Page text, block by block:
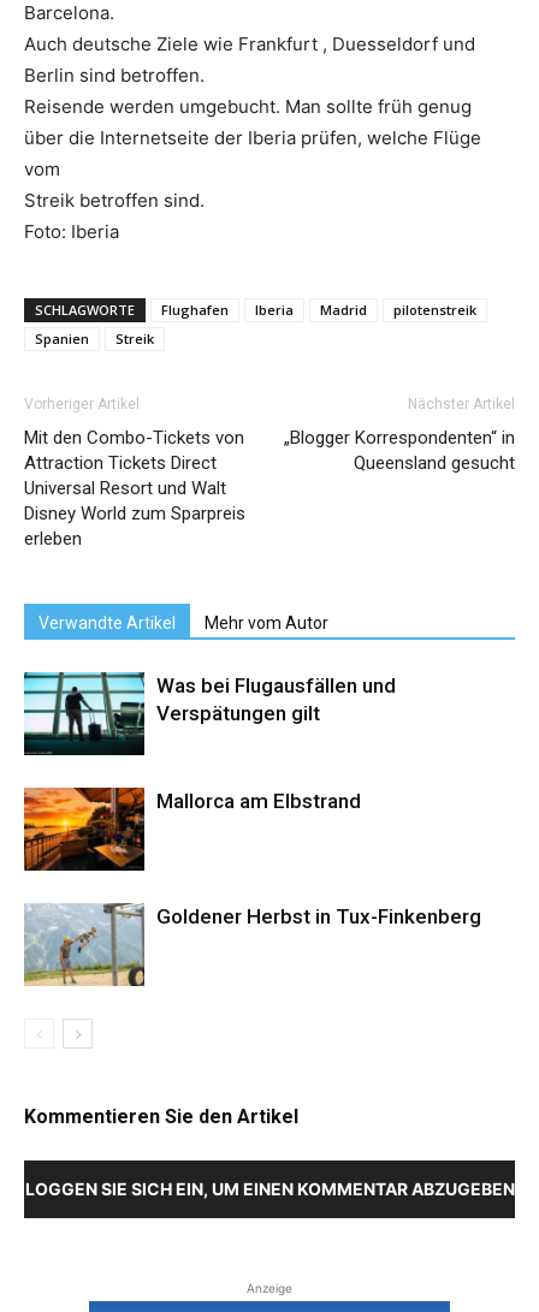
Barcelona.
Auch deutsche Ziele wie Frankfurt , Duesseldorf und
Berlin sind betroffen.
Reisende werden umgebucht. Man sollte früh genug
über die Internetseite der Iberia prüfen, welche Flüge
vom
Streik betroffen sind.
Foto: Iberia
SCHLAGWORTE Flughafen Iberia Madrid
pilotenstreik
Spanien
Streik
Vorheriger Artikel
Mit den Combo-Tickets von
Attraction Tickets Direct
Universal Resort und Walt
Disney World zum Sparpreis
erleben
Nächster Artikel
„Blogger Korrespondenten“ in
Queensland gesucht
Verwandte Artikel Mehr vom Autor
Was bei Flugausfällen und
Verspätungen gilt
Mallorca am Elbstrand
Goldener Herbst in Tux-Finkenberg
Kommentieren Sie den Artikel
LOGGEN SIE SICH EIN, UM EINEN KOMMENTAR ABZUGEBEN
Anzeige